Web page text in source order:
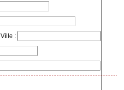
Ville :